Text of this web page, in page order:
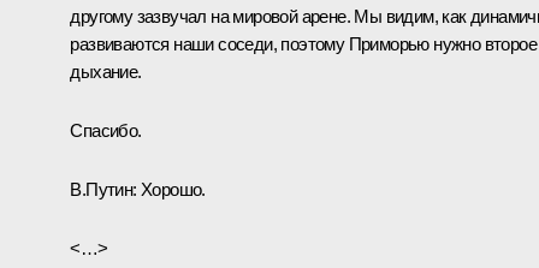
другому зазвучал на мировой арене. Мы видим, как
развиваются наши соседи, поэтому Приморью нужно второе
дыхание.
Спасибо.
В.Путин: Хорошо.
<…>